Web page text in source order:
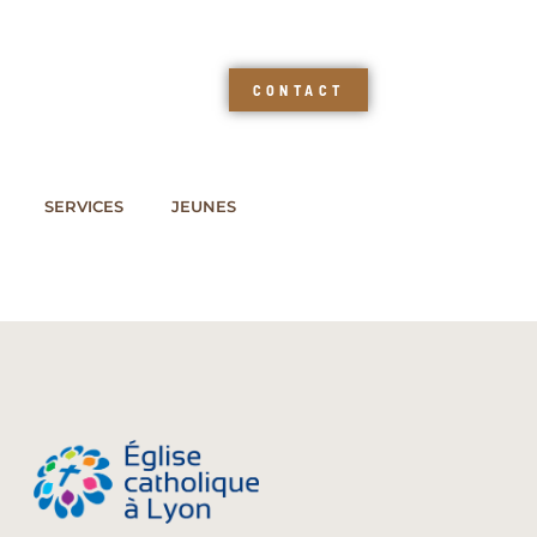
CONTACT
SERVICES JEUNES